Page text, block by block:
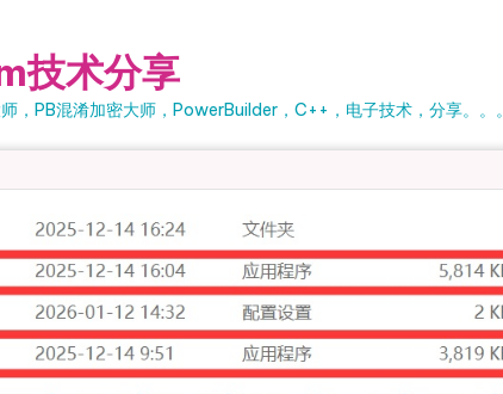
术分享
，PB混淆加密大师，PowerBuilder，C++，电子技术，分享。。。